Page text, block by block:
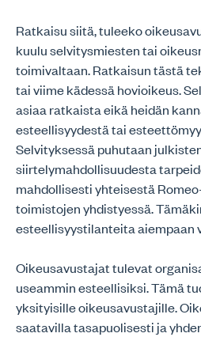
Ratkaisu siitä, tuleeko
kuulu selvitysmiesten tai
toimivaltaan. Ratkaisun tästä
tai viime kädessä hovioikeus.
asiaa ratkaista eikä heidän
esteellisyydestä tai
Selvityksessä puhutaan
siirtelymahdollisuudesta
mahdollisesti yhteisestä
toimistojen yhdistyessä.
esteellisyystilanteita aiempaan
Oikeusavustajat tulevat
useammin esteellisiksi. Tämä
yksityisille oikeusavustajille.
saatavilla tasapuolisesti ja